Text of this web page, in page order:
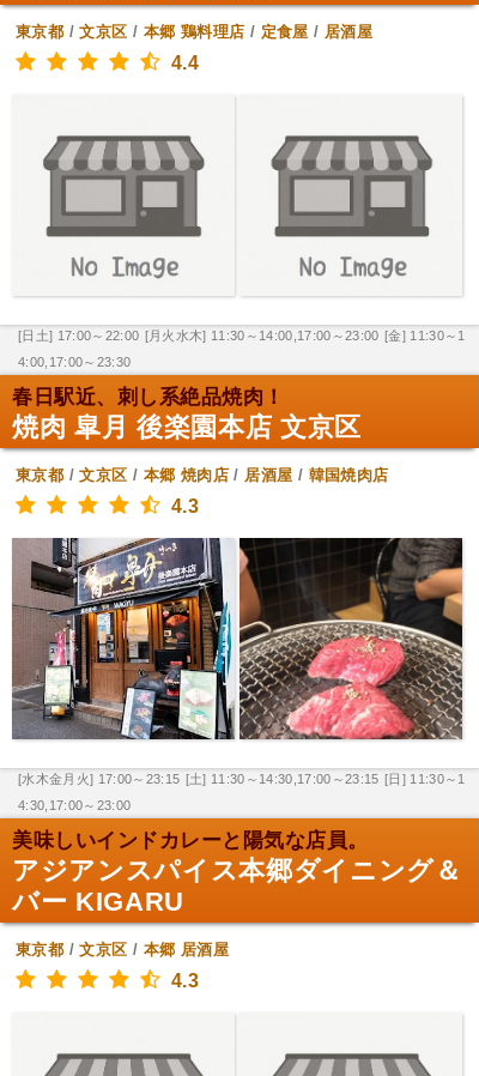
東京都 /文京区 / 本郷 鶏料理店 / 定食屋 / 居酒屋
4.4
[日土] 17:00～22:00 [月火水木] 11:30～14:00,17:00～23:00 [金] 11:30～1
4:00,17:00～23:30
春日駅近、刺し系絶品焼肉！
焼肉 皐月 後楽園本店 文京区
東京都 /文京区 / 本郷 焼肉店 / 居酒屋 / 韓国焼肉店
4.3
[水木金月火] 17:00～23:15 [土] 11:30～14:30,17:00～23:15 [日] 11:30～1
4:30,17:00～23:00
美味しいインドカレーと陽気な店員。
アジアンスパイス本郷ダイニング＆
バー KIGARU
東京都 /文京区 / 本郷 居酒屋
4.3